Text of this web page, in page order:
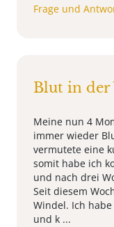
Frage und
Blut in der
Meine nun 4
immer wieder
vermutete eine
somit habe ich
und nach drei
Seit diesem
Windel. Ich
und k ...